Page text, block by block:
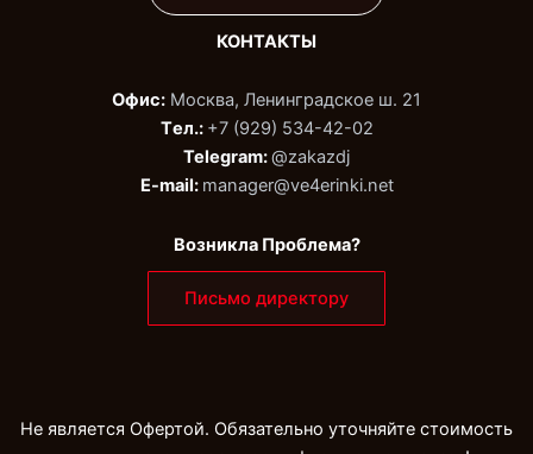
КОНТАКТЫ
Офис: Москва, Ленинградское ш. 21
Tел.: +7 (929) 534-42-02‬
Telegram:@zakazdj‬
E-mail: manager@ve4erinki.net
Возникла Проблема?
Письмо директору
Не является Офертой. Обязательно уточняйте стоимость